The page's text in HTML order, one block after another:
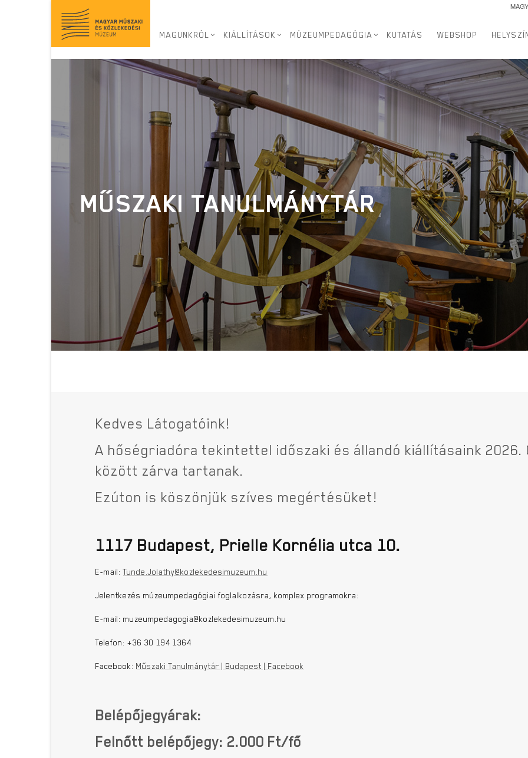
tartalomra
MAGUNKRÓL KIÁLLÍTÁSOK MÚZEUMPEDAGÓGIA KUTATÁS WEBSHOP
MŰSZAKI TANULMÁNYTÁR
Kedves Látogatóink!
A hőségriadóra tekintettel időszaki és állandó kiállításaink 2026.
között zárva tartanak.
Ezúton is köszönjük szíves megértésüket!
1117 Budapest, Prielle Kornélia utca 10.
E-mail:Tunde.Jolathy@kozlekedesimuzeum.hu
Jelentkezés múzeumpedagógiai foglalkozásra, komplex programokra:
E-mail: muzeumpedagogia@kozlekedesimuzeum.hu
Telefon: +36 30 194 1364
Facebook: Műszaki Tanulmánytár | Budapest | Facebook
Belépőjegyárak:
Felnőtt belépőjegy: 2.000 Ft/fő